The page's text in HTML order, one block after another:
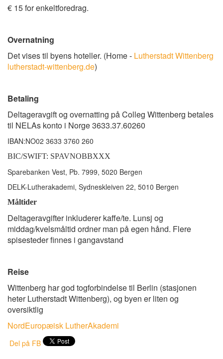
€ 15 for enkeltforedrag.
Overnatning
Det vises til byens hoteller. (Home - Lutherstadt Wittenberg
lutherstadt-wittenberg.de)
Betaling
Deltageravgift og overnatting på Colleg Wittenberg betales
til NELAs konto i Norge 3633.37.60260
IBAN:NO02 3633 3760 260
BIC/SWIFT: SPAVNOBBXXX
Sparebanken Vest, Pb. 7999, 5020 Bergen
DELK-Lutherakademi, Sydneskleiven 22, 5010 Bergen
Måltider
Deltageravgifter inkluderer kaffe/te. Lunsj og
middag/kvelsmåltid ordner man på egen hånd. Flere
spisesteder finnes i gangavstand
Reise
Wittenberg har god togforbindelse til Berlin (stasjonen
heter Lutherstadt Wittenberg), og byen er liten og
oversiktlig
NordEuropæisk LutherAkademi
Del på FB